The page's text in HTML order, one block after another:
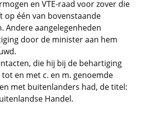
en VTE-raad voor zover die
op één van bovenstaande
Andere aangelegenheden
door de minister aan hem
die hij bij de behartiging
en met c. en m. genoemde
met buitenlanders had, de titel:
Handel.